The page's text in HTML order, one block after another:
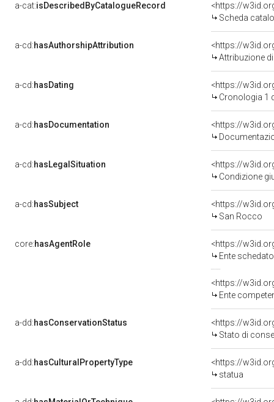
a-cat:isDescribedByCatalogueRecord
<https://
Scheda
a-cd:hasAuthorshipAttribution
Attribuzione
a-cd:hasDating
<https://
Cronologia 1
a-cd:hasDocumentation
a-cd:hasLegalSituation
Condizione
a-cd:hasSubject
<https://
San Rocco
core:hasAgentRole
<https://
Ente schedatore del bene
<https://
Ente competente
a-dd:hasConservationStatus
<https://
Stato di
a-dd:hasCulturalPropertyType
<https://
statua